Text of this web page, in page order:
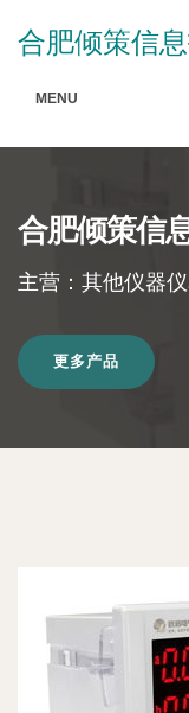
合肥倾策信
MENU
合肥倾策信
主营：其他仪器
更多产品